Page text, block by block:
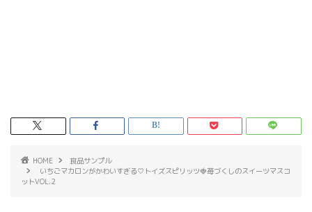
HOME
食品サンプル
いちごマカロンがかわいすぎる♡トイズスピリッツ🍓苺づくしのスイーツマスコ
ットVOL.2